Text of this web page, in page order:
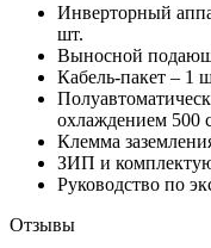
Инверторный
шт.
Выносной
Кабель-пакет – 1
охлаждением 500
Клемма
ЗИП и
Руководство по
Отзывы